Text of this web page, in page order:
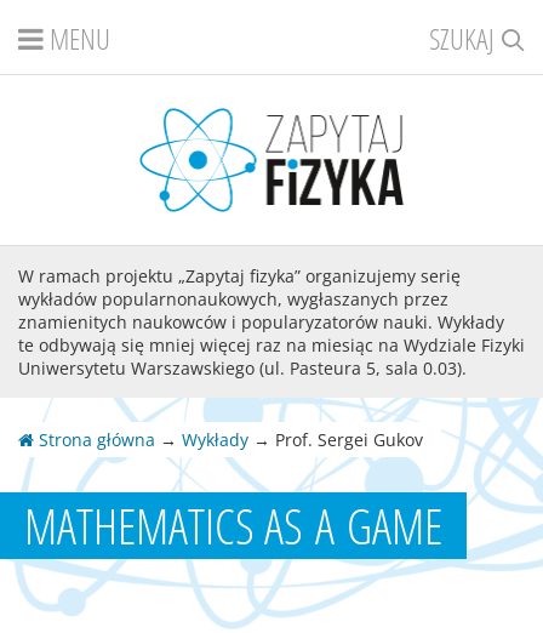
SZUKAJ
MENU
W ramach projektu „Zapytaj fizyka” organizujemy serię
wykładów popularnonaukowych, wygłaszanych przez
znamienitych naukowców i popularyzatorów nauki. Wykłady
te odbywają się mniej więcej raz na miesiąc na Wydziale Fizyki
Uniwersytetu Warszawskiego (ul. Pasteura 5, sala 0.03).
Strona główna → Wykłady → Prof. Sergei Gukov
MATHEMATICS AS A GAME